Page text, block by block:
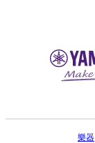
樂器